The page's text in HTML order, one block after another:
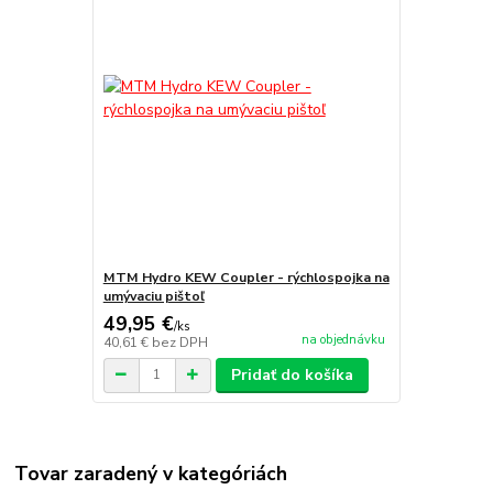
MTM Hydro KEW Coupler - rýchlospojka na
umývaciu pištoľ
49,95 €/ks
40,61 € bez DPH na objednávku
Pridať do košíka
Tovar zaradený v kategóriách